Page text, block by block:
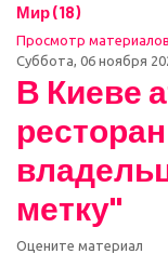
Мир (18)
Просмотр
Суббота, 06 ноября
В Киеве
метку"
Оцените материал